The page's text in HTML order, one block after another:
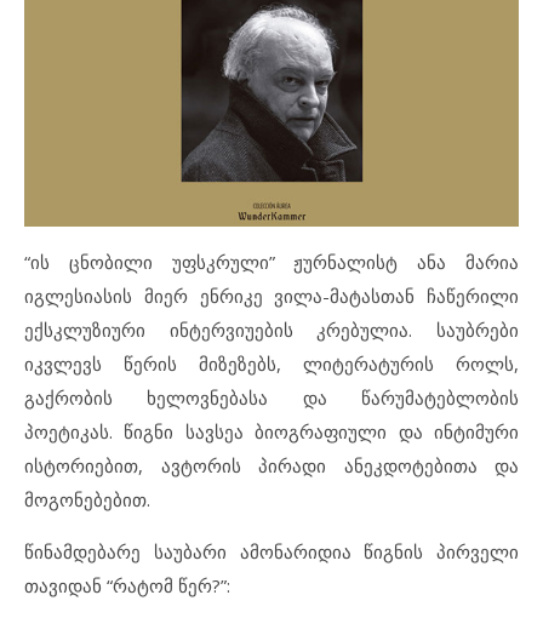
“ის ცნობილი უფსკრული” ჟურნალისტ ანა მარია
იგლესიასის მიერ ენრიკე ვილა-მატასთან ჩაწერილი
ექსკლუზიური ინტერვიუების კრებულია. საუბრები
იკვლევს წერის მიზეზებს, ლიტერატურის როლს,
გაქრობის ხელოვნებასა და წარუმატებლობის
პოეტიკას. წიგნი სავსეა ბიოგრაფიული და ინტიმური
ისტორიებით, ავტორის პირადი ანეკდოტებითა და
მოგონებებით.
წინამდებარე საუბარი ამონარიდია წიგნის პირველი
თავიდან “რატომ წერ?”: